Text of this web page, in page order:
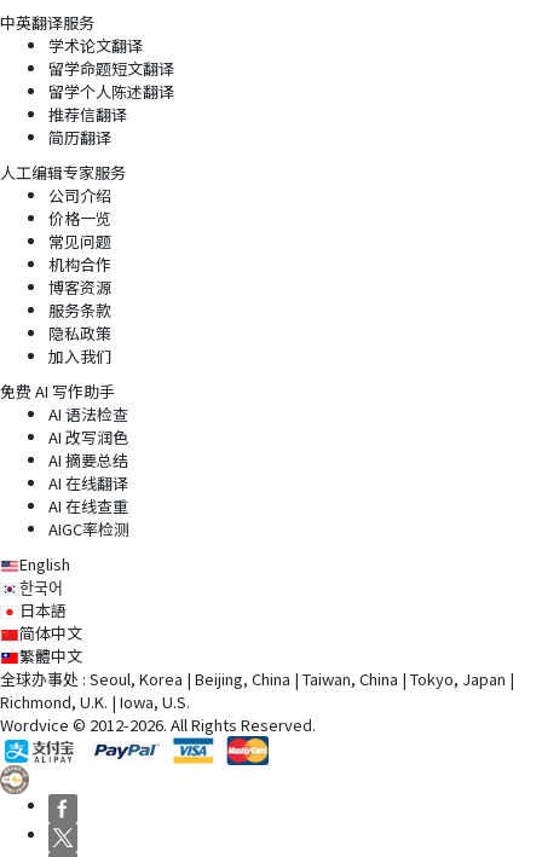
中英翻译服务
学术论文翻译
留学命题短文翻译
留学个人陈述翻译
推荐信翻译
简历翻译
人工编辑专家服务
公司介绍
价格一览
常见问题
机构合作
博客资源
服务条款
隐私政策
加入我们
免费 AI 写作助手
AI 语法检查
AI 改写润色
AI 摘要总结
AI 在线翻译
AI 在线查重
AIGC率检测
English
한국어
日本語
简体中文
繁體中文
全球办事处 : Seoul, Korea | Beijing, China | Taiwan, China | Tokyo, Japan |
Richmond, U.K. | Iowa, U.S.
Wordvice © 2012-2026. All Rights Reserved.